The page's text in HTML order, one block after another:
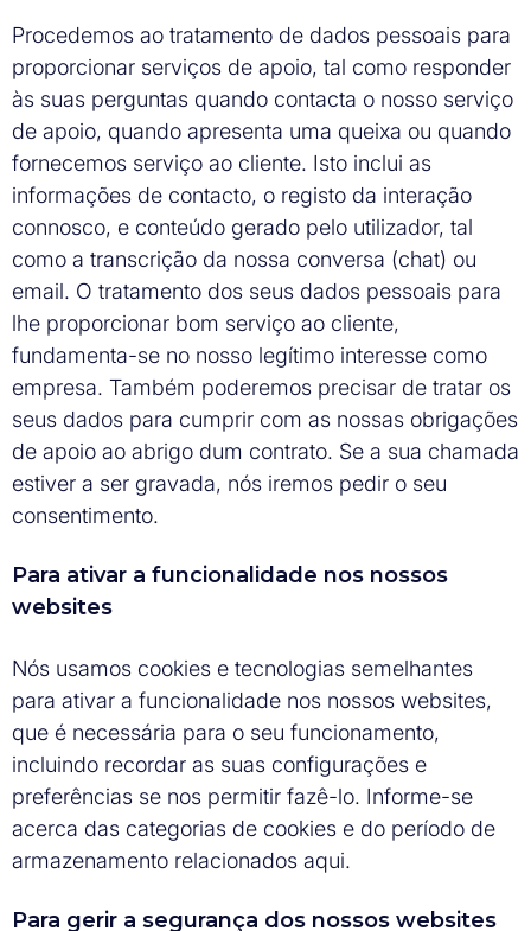
Procedemos ao tratamento de dados pessoais para
proporcionar serviços de apoio, tal como responder
às suas perguntas quando contacta o nosso serviço
de apoio, quando apresenta uma queixa ou quando
fornecemos serviço ao cliente. Isto inclui as
informações de contacto, o registo da interação
connosco, e conteúdo gerado pelo utilizador, tal
como a transcrição da nossa conversa (chat) ou
email. O tratamento dos seus dados pessoais para
lhe proporcionar bom serviço ao cliente,
fundamenta-se no nosso legítimo interesse como
empresa. Também poderemos precisar de tratar os
seus dados para cumprir com as nossas obrigações
de apoio ao abrigo dum contrato. Se a sua chamada
estiver a ser gravada, nós iremos pedir o seu
consentimento.
Para ativar a funcionalidade nos nossos
websites
Nós usamos cookies e tecnologias semelhantes
para ativar a funcionalidade nos nossos websites,
que é necessária para o seu funcionamento,
incluindo recordar as suas configurações e
preferências se nos permitir fazê-lo. Informe-se
acerca das categorias de cookies e do período de
armazenamento relacionados aqui.
Para gerir a segurança dos nossos websites